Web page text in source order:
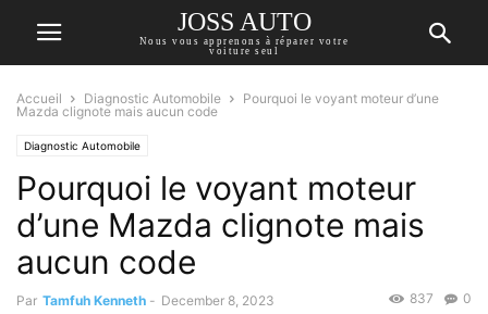
JOSS AUTO
Nous vous apprenons à réparer votre
voiture seul
Accueil Diagnostic Automobile
Pourquoi le voyant moteur d’une
Mazda clignote mais aucun code
Diagnostic Automobile
Pourquoi le voyant moteur
d’une Mazda clignote mais
aucun code
Par Tamfuh Kenneth - December 8, 2023 0
837